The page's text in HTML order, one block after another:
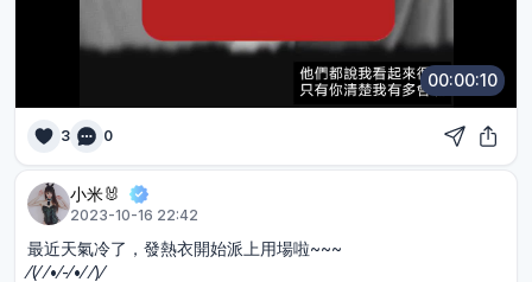
00:00:10
3 0
小米🐰
2023-10-16 22:42
最近天氣冷了，發熱衣開始派上用場啦~~~
⁄⁠(⁠⁄⁠ ⁠⁄⁠•⁠⁄⁠-⁠⁄⁠•⁠⁄⁠ ⁠⁄⁠)⁠⁄